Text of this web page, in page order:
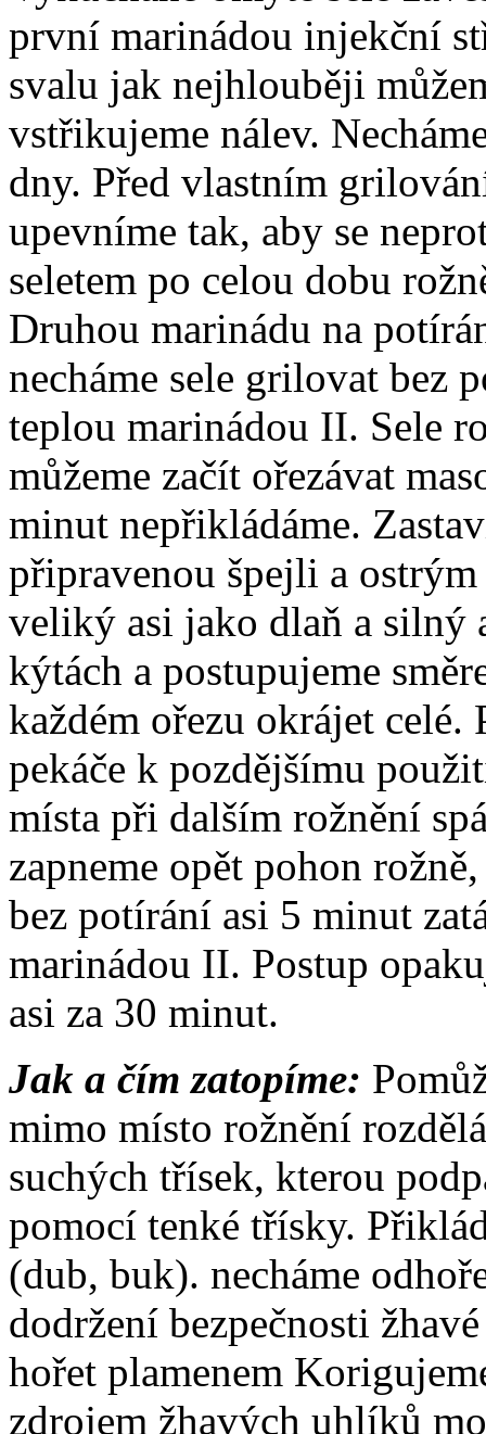
první marinádou injekční
svalu jak nejhlouběji
vstřikujeme nálev.
dny. Před vlastním
upevníme tak, aby se
seletem po celou dobu
Druhou marinádu na
necháme sele grilovat bez
teplou marinádou II. Sele
můžeme začít ořezávat
minut nepřikládáme.
připravenou špejli a
veliký asi jako dlaň a silný
kýtách a postupujeme
každém ořezu okrájet
pekáče k pozdějšímu
místa při dalším rožnění
zapneme opět pohon
bez potírání asi 5 minut
marinádou II. Postup
asi za 30 minut.
Jak a čím zatopíme:
mimo místo rožnění
suchých třísek, kterou
pomocí tenké třísky.
(dub, buk). necháme
dodržení bezpečnosti
hořet plamenem
zdrojem žhavých uhlíků